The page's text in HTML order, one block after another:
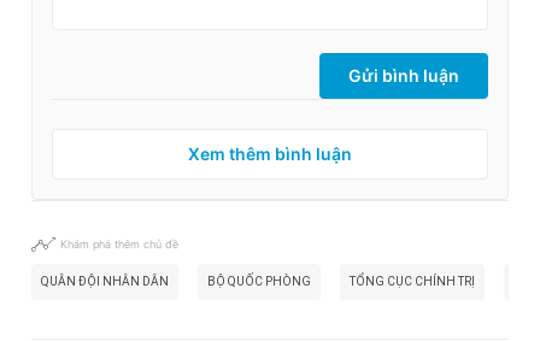
Gửi bình luận
Xem thêm bình luận
Khám phá thêm chủ đề
QUÂN ĐỘI NHÂN DÂN BỘ QUỐC PHÒNG TỔNG CỤC CHÍNH TRỊ